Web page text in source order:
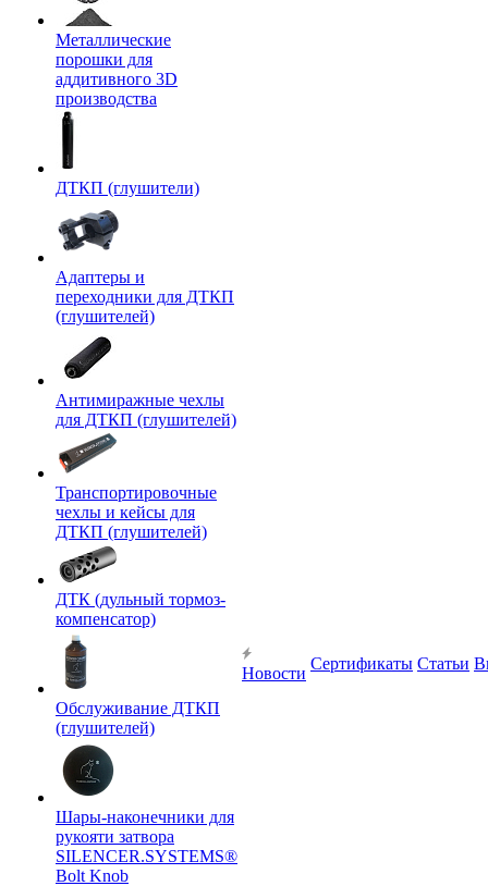
Металлические
порошки для
аддитивного 3D
производства
ДТКП (глушители)
Адаптеры и
переходники для ДТКП
(глушителей)
Антимиражные чехлы
для ДТКП (глушителей)
Транспортировочные
чехлы и кейсы для
ДТКП (глушителей)
ДТК (дульный тормоз-
компенсатор)
Обслуживание ДТКП
(глушителей)
Шары-наконечники для
рукояти затвора
SILENCER.SYSTEMS®
Bolt Knob
Новости
Сертификаты Статьи